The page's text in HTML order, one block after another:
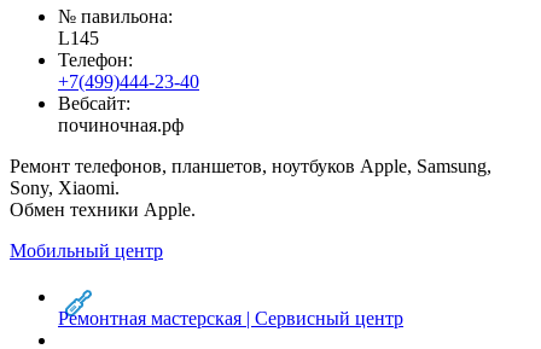
№ павильона:
L145
Телефон:
+7(499)444-23-40
Вебсайт:
починочная.рф
Ремонт телефонов, планшетов, ноутбуков Apple, Samsung,
Sony, Xiaomi.
Обмен техники Apple.
Мобильный центр
Ремонтная мастерская | Сервисный центр